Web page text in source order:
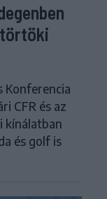
Konferencia
CFR és az
kínálatban
és golf is